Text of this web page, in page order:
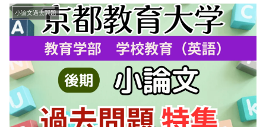
小論文過去問題